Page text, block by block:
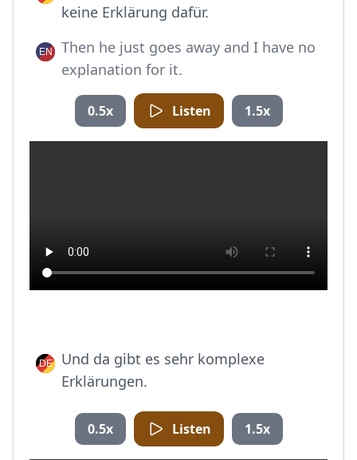
keine Erklärung dafür.
Then he just goes away and I have no
explanation for it.
0.5x Listen 1.5x
Und da gibt es sehr komplexe
Erklärungen.
0.5x Listen 1.5x